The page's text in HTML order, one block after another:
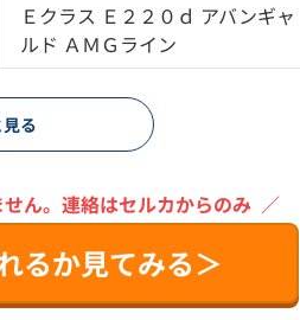
Ｅクラス Ｅ２２０ｄ アバンギャ
ルド ＡＭＧライン
る
ん。 連絡はセルカからのみ ／
るか見てみる＞